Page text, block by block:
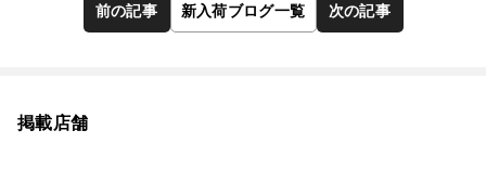
前の記事 新入荷ブログ一覧 次の記事
掲載店舗